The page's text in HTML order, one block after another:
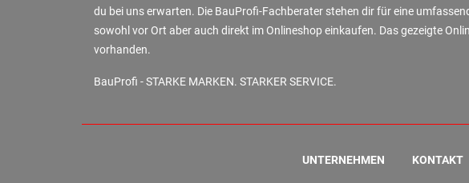
du bei uns erwarten. Die BauProfi-Fachberater stehen dir für eine
sowohl vor Ort aber auch direkt im Onlineshop einkaufen. Das gezeigte
vorhanden.
BauProfi - STARKE MARKEN. STARKER SERVICE.
UNTERNEHMEN KONTAKT